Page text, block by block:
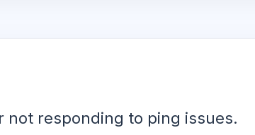
not responding to ping issues.